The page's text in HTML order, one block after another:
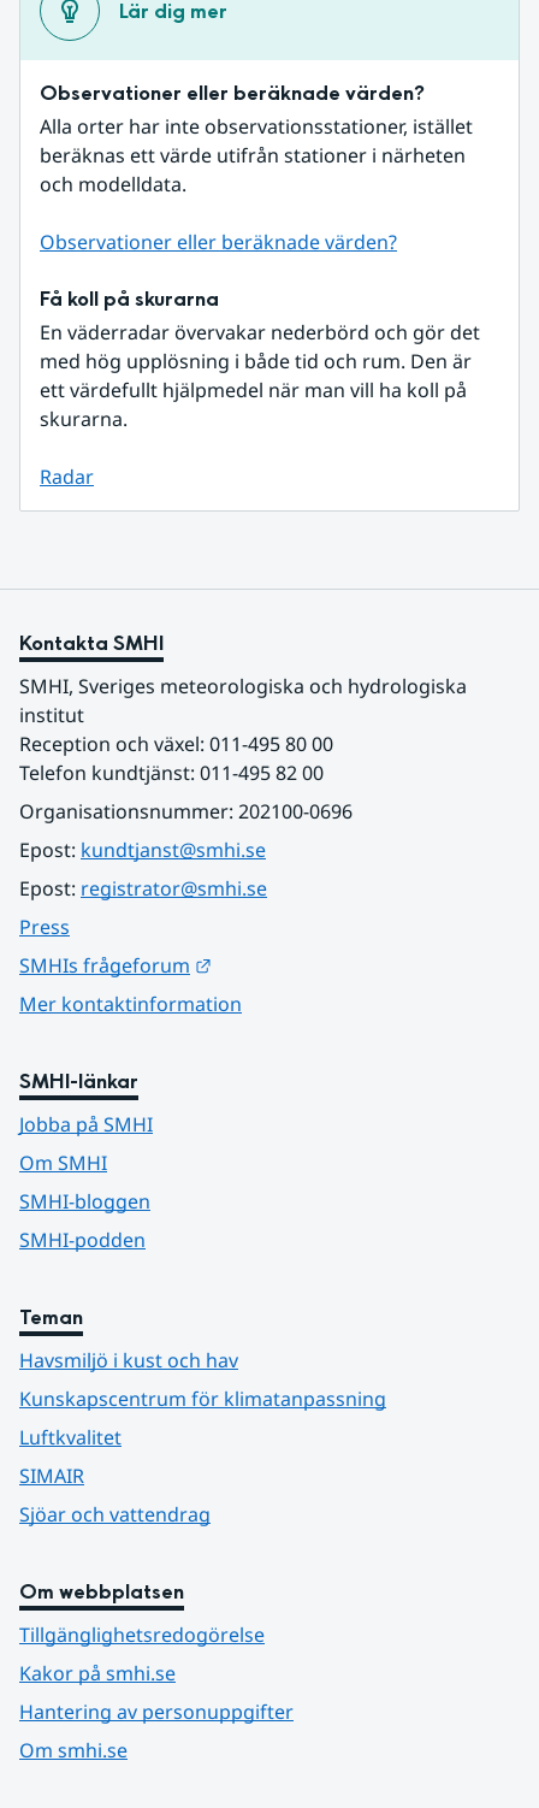
Lär dig mer
Observationer eller beräknade värden?
Alla orter har inte observationsstationer, istället
beräknas ett värde utifrån stationer i närheten
och modelldata.
Observationer eller beräknade värden?
Få koll på skurarna
En väderradar övervakar nederbörd och gör det
med hög upplösning i både tid och rum. Den är
ett värdefullt hjälpmedel när man vill ha koll på
skurarna.
Radar
Kontakta SMHI
SMHI, Sveriges meteorologiska och hydrologiska
institut
Reception och växel: 011-495 80 00
Telefon kundtjänst: 011-495 82 00
Organisationsnummer: 202100-0696
Epost: kundtjanst@smhi.se
Epost: registrator@smhi.se
Press
SMHIs frågeforum
Mer kontaktinformation
SMHI-länkar
Jobba på SMHI
Om SMHI
SMHI-bloggen
SMHI-podden
Teman
Havsmiljö i kust och hav
Kunskapscentrum för klimatanpassning
Luftkvalitet
SIMAIR
Sjöar och vattendrag
Om webbplatsen
Tillgänglighetsredogörelse
Kakor på smhi.se
Hantering av personuppgifter
Om smhi.se